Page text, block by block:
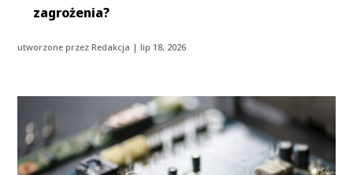
zagrożenia?
utworzone przezRedakcja |lip 18, 2026